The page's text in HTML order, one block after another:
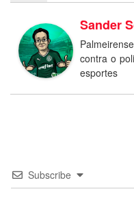
Sander
contra o
esportes
Subscribe